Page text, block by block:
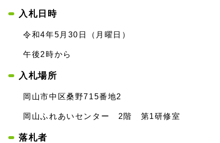
入札日時
令和4年5月30日（月曜日）
午後2時から
入札場所
岡山市中区桑野715番地2
岡山ふれあいセンター 2階 第1研修室
落札者